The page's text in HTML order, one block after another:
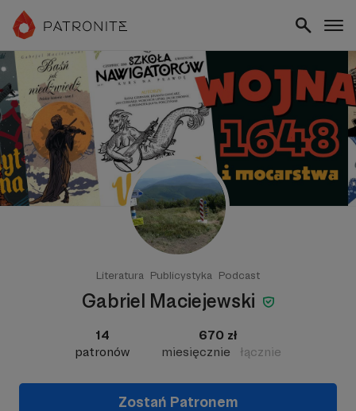
Literatura Publicystyka Podcast
Gabriel Maciejewski
14
patronów
670 zł
miesięcznie
łącznie
Zostań Patronem